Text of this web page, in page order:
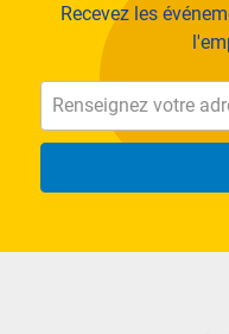
Recevez les